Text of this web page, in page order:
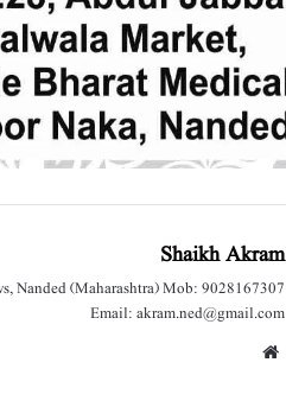
Shaikh Akram
Nanded (Maharashtra) Mob: 9028167307
Email: akram.ned@gmail.com